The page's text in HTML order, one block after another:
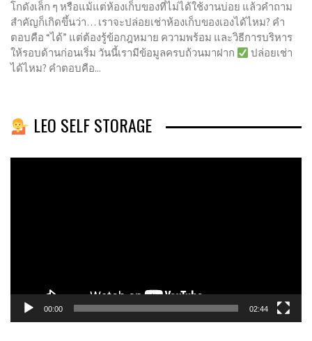
โกดังเล็ก ๆ หรือแม้แต่ห้องเก็บของที่ไม่ได้ใช้งานบ่อย แล้วคำถาม
สำคัญก็เกิดขึ้นว่า… เราจะปล่อยเช่าห้องเก็บของเองได้ไหม? คำ
ตอบคือ “ได้” แต่ต้องรู้ข้อกฎหมาย ความพร้อม และวิธีการบริหาร
ให้รอบด้านก่อนเริ่ม วันนี้เรามีข้อมูลครบถ้วนมาฝาก
ปล่อยเช่า
ได้ไหม? คำตอบคือ...
LEO SELF STORAGE
00:00 02:44